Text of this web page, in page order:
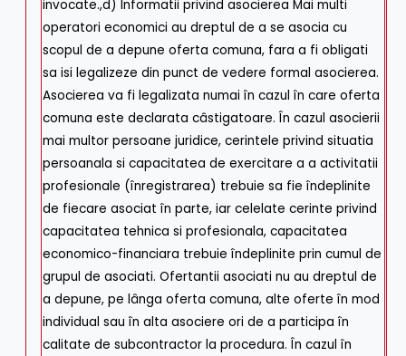
invocate.,d) Informatii privind asocierea Mai multi
operatori economici au dreptul de a se asocia cu
scopul de a depune oferta comuna, fara a fi obligati
sa isi legalizeze din punct de vedere formal asocierea.
Asocierea va fi legalizata numai în cazul în care oferta
comuna este declarata câstigatoare. În cazul asocierii
mai multor persoane juridice, cerintele privind situatia
persoanala si capacitatea de exercitare a a activitatii
profesionale (înregistrarea) trebuie sa fie îndeplinite
de fiecare asociat în parte, iar celelate cerinte privind
capacitatea tehnica si profesionala, capacitatea
economico-financiara trebuie îndeplinite prin cumul de
grupul de asociati. Ofertantii asociati nu au dreptul de
a depune, pe lânga oferta comuna, alte oferte în mod
individual sau în alta asociere ori de a participa în
calitate de subcontractor la procedura. În cazul în